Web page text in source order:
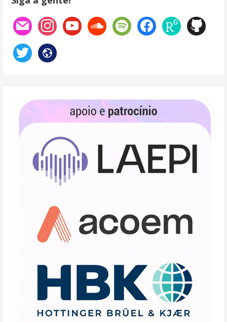
mail instagramyoutubesoundcloud
spotify facebookresearchgate
github
twitter website